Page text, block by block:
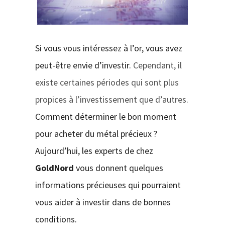
Si vous vous intéressez à l’or, vous avez
peut-être envie d’investir. Cependant, il
existe certaines périodes qui sont plus
propices à l’investissement que d’autres.
Comment déterminer le bon moment
pour acheter du métal précieux ?
Aujourd’hui, les experts de chez
GoldNord vous donnent quelques
informations précieuses qui pourraient
vous aider à investir dans de bonnes
conditions.